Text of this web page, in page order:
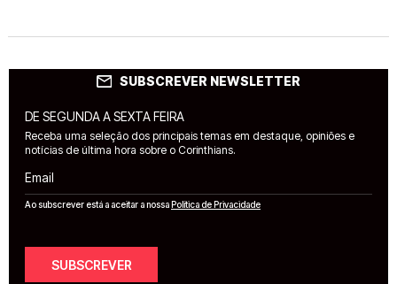
SUBSCREVER NEWSLETTER
DE SEGUNDA A SEXTA FEIRA
Receba uma seleção dos principais temas em destaque, opiniões e
notícias de última hora sobre o Corinthians.
Email
Ao subscrever está a aceitar a nossaPolítica de Privacidade
SUBSCREVER